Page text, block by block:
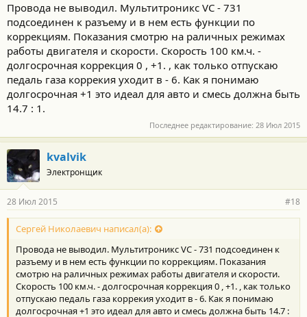
Провода не выводил. Мультитроникс VC - 731
подсоединен к разъему и в нем есть функции по
коррекциям. Показания смотрю на раличных режимах
работы двигателя и скорости. Скорость 100 км.ч. -
долгосрочная коррекция 0 , +1. , как только отпускаю
педаль газа коррекия уходит в - 6. Как я понимаю
долгосрочная +1 это идеал для авто и смесь должна быть
14.7 : 1.
Последнее редактирование: 28 Июл 2015
kvalvik
Электронщик
28 Июл 2015 #18
Сергей Николаевич написал(а):
Провода не выводил. Мультитроникс VC - 731 подсоединен к
разъему и в нем есть функции по коррекциям. Показания
смотрю на раличных режимах работы двигателя и скорости.
Скорость 100 км.ч. - долгосрочная коррекция 0 , +1. , как только
отпускаю педаль газа коррекия уходит в - 6. Как я понимаю
долгосрочная +1 это идеал для авто и смесь должна быть 14.7 :